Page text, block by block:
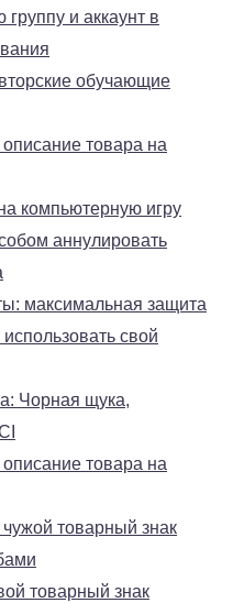
группу и аккаунт в
обучающие
описание товара на
компьютерную игру
аннулировать
максимальная защита
свой
Чорная щука,
описание товара на
чужой товарный знак
товарный знак